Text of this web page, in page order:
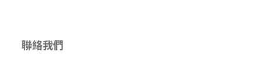
聯絡我們